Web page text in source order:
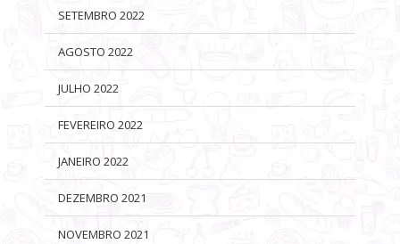
SETEMBRO 2022
AGOSTO 2022
JULHO 2022
FEVEREIRO 2022
JANEIRO 2022
DEZEMBRO 2021
NOVEMBRO 2021